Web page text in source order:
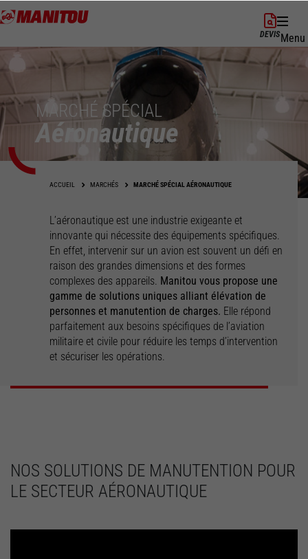
Aller
au
DEVISMenu
MARCHÉ SPÉCIAL
Aéronautique
ACCUEIL MARCHÉS MARCHÉ SPÉCIAL AÉRONAUTIQUE
L’aéronautique est une industrie exigeante et
innovante qui nécessite des équipements spécifiques.
En effet, intervenir sur un avion est souvent un défi en
raison des grandes dimensions et des formes
complexes des appareils. Manitou vous propose une
gamme de solutions uniques alliant élévation de
personnes et manutention de charges. Elle répond
parfaitement aux besoins spécifiques de l’aviation
militaire et civile pour réduire les temps d’intervention
et sécuriser les opérations.
Moyen d'accès aux
avions
Maintenance
NOS SOLUTIONS DE MANUTENTION POUR
LE SECTEUR AÉRONAUTIQUE